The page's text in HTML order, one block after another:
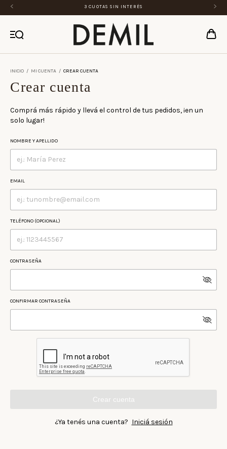
3 CUOTAS SIN INTERÉS
INICIO / MI CUENTA / CREAR CUENTA
Crear cuenta
Comprá más rápido y llevá el control de tus pedidos, ¡en un
solo lugar!
NOMBRE Y APELLIDO
EMAIL
TELÉFONO (OPCIONAL)
CONTRASEÑA
CONFIRMAR CONTRASEÑA
Crear cuenta
¿Ya tenés una cuenta? Iniciá sesión